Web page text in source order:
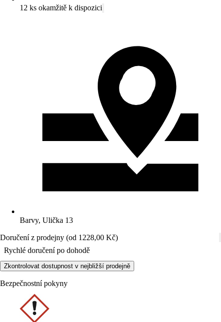
12 ks okamžitě k dispozici
Barvy, Ulička 13
Doručení z prodejny (od 1228,00 Kč)
Rychlé doručení po dohodě
Zkontrolovat dostupnost v nejbližší prodejně
Bezpečnostní pokyny